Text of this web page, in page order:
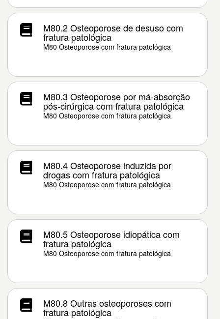
M80.2 Osteoporose de desuso com
fratura patológica
M80 Osteoporose com fratura patológica
M80.3 Osteoporose por má-absorção
pós-cirúrgica com fratura patológica
M80 Osteoporose com fratura patológica
M80.4 Osteoporose induzida por
drogas com fratura patológica
M80 Osteoporose com fratura patológica
M80.5 Osteoporose idiopática com
fratura patológica
M80 Osteoporose com fratura patológica
M80.8 Outras osteoporoses com
fratura patológica